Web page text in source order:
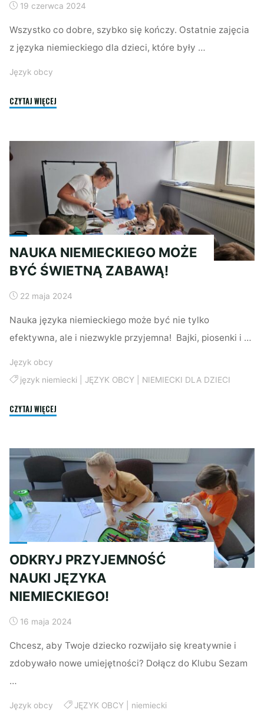
19 czerwca 2024
Wszystko co dobre, szybko się kończy. Ostatnie zajęcia
z języka niemieckiego dla dzieci, które były …
Język obcy
CZYTAJ WIĘCEJ
NAUKA NIEMIECKIEGO MOŻE
BYĆ ŚWIETNĄ ZABAWĄ!
22 maja 2024
Nauka języka niemieckiego może być nie tylko
efektywna, ale i niezwykle przyjemna! Bajki, piosenki i …
Język obcy
język niemiecki| JĘZYK OBCY| NIEMIECKI DLA DZIECI
CZYTAJ WIĘCEJ
ŚWIETNĄ
ZABAWĄ!"
ODKRYJ PRZYJEMNOŚĆ
NAUKI JĘZYKA
NIEMIECKIEGO!
16 maja 2024
Chcesz, aby Twoje dziecko rozwijało się kreatywnie i
zdobywało nowe umiejętności? Dołącz do Klubu Sezam
…
Język obcy JĘZYK OBCY| niemiecki